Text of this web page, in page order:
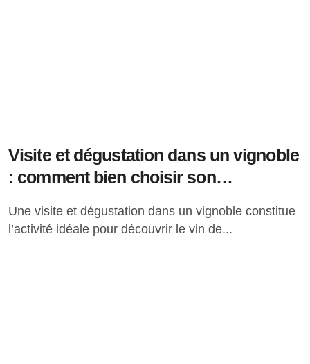
Visite et dégustation dans un vignoble
: comment bien choisir son
Une visite et dégustation dans un vignoble constitue
l’activité idéale pour découvrir le vin de...